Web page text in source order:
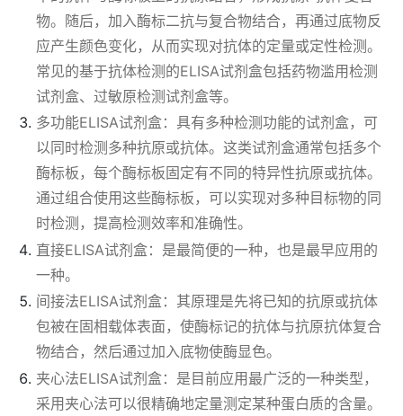
物。随后，加入酶标二抗与复合物结合，再通过底物反
应产生颜色变化，从而实现对抗体的定量或定性检测。
常见的基于抗体检测的ELISA试剂盒包括药物滥用检测
试剂盒、过敏原检测试剂盒等。
多功能ELISA试剂盒：具有多种检测功能的试剂盒，可
以同时检测多种抗原或抗体。这类试剂盒通常包括多个
酶标板，每个酶标板固定有不同的特异性抗原或抗体。
通过组合使用这些酶标板，可以实现对多种目标物的同
时检测，提高检测效率和准确性。
直接ELISA试剂盒：是最简便的一种，也是最早应用的
一种。
间接法ELISA试剂盒：其原理是先将已知的抗原或抗体
包被在固相载体表面，使酶标记的抗体与抗原抗体复合
物结合，然后通过加入底物使酶显色。
夹心法ELISA试剂盒：是目前应用最广泛的一种类型，
采用夹心法可以很精确地定量测定某种蛋白质的含量。